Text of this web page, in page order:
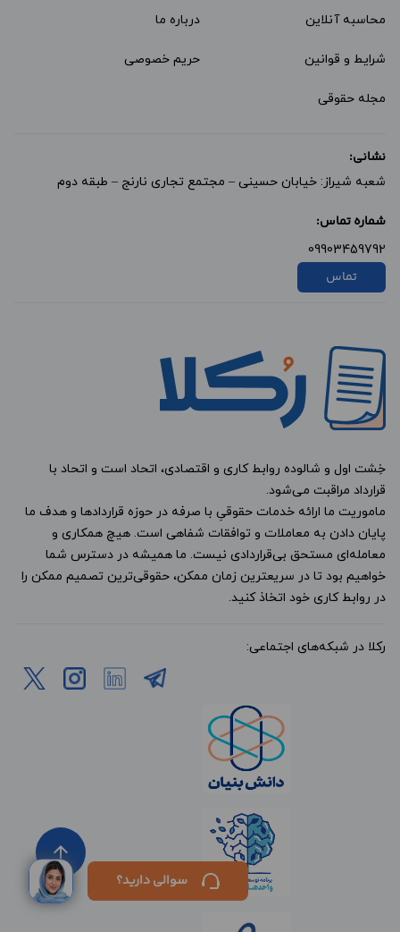
سوالی دارید؟
محاسبه آنلاین درباره ما
شرایط و قوانین حریم خصوصی
مجله حقوقی
نشانی:
شعبه شیراز: خیابان حسینی – مجتمع تجاری نارنج – طبقه دوم
شماره تماس:
09903459792
تماس
خِشت اول و شالوده روابط کاری و اقتصادی، اتحاد است و اتحاد با
قرارداد مراقبت می‌شود.
ماموریت ما ارائه خدمات حقوقیِ با صرفه در حوزه قراردادها و هدف ما
پایان دادن به معاملات و توافقات شفاهی است. هیچ همکاری و
معامله‌ای مستحق بی‌قراردادی نیست. ما همیشه در دسترس شما
خواهیم بود تا در سریعترین زمان ممکن، حقوقی‌ترین تصمیم ممکن را
در روابط کاری خود اتخاذ کنید.
رکلا در شبکه‌های اجتماعی:
arrow_upward